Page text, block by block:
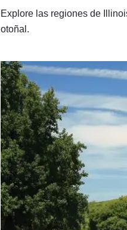
Explore las regiones de
otoñal.
El misterio de los montículos